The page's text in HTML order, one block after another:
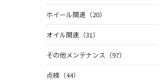
ホイール関連（20）
オイル関連（31）
その他メンテナンス（97）
点検（44）